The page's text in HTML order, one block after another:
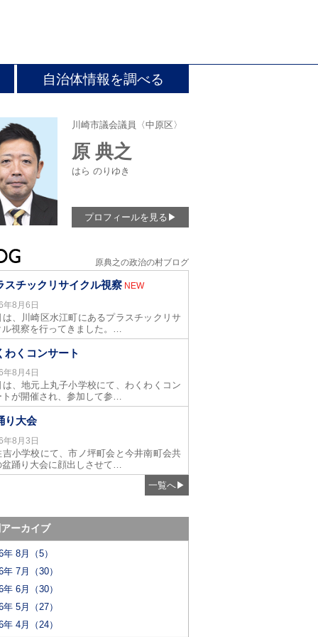
自治体情報を調べる
川崎市議会議員〈中原区〉
原 典之
はら のりゆき
プロフィールを見る ▶
原典之の政治の村ブログ
スチックリサイクル視察 NEW
年8月6日
は、川崎区水江町にあるプラスチックリサ
ル視察を行ってきました。…
わくコンサート
年8月4日
は、地元上丸子小学校にて、わくわくコン
トが開催され、参加して参…
り大会
年8月3日
吉小学校にて、市ノ坪町会と今井南町会共
盆踊り大会に顔出しさせて…
一覧へ▶
ーカイブ
年 8月（5）
年 7月（30）
年 6月（30）
年 5月（27）
年 4月（24）